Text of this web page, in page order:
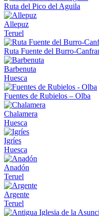
Ruta del Pico del Aguila
Allepuz
Teruel
Ruta Fuente del Burro-
Barbenuta
Huesca
Fuentes de Rubielos – Olba
Chalamera
Huesca
Igríes
Huesca
Anadón
Teruel
Argente
Teruel